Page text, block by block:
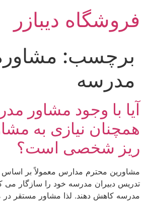
محتوا
فروشگاه دیبازر
برچسب:
مدرسه
آیا با وجود مشاور
همچنان نیازی به
ریز شخصی است؟
مشاورین محترم مدارس معمولاً بر
تدریس دبیران مدرسه خود را سازگار می
مدرسه کاهش دهند. لذا مشاور مستقر